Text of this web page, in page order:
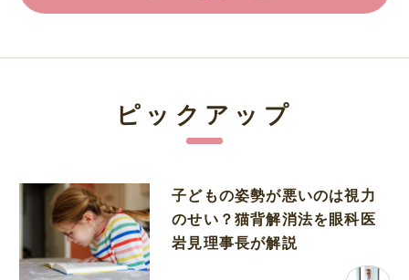
ピックアップ
子どもの姿勢が悪いのは視力
のせい？猫背解消法を眼科医
岩見理事長が解説